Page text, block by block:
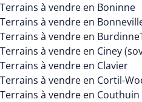
Terrains à vendre en Boninne
Terrains à vendre en
Terrains à vendre en Burdinne
Terrains à vendre en Ciney
Terrains à vendre en Clavier
Terrains à vendre en Cortil-
Terrains à vendre en Couthuin